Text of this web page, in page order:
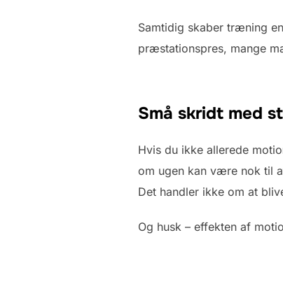
Samtidig skaber træning
præstationspres, mange
Små skridt med
Hvis du ikke allerede
om ugen kan være nok til
Det handler ikke om at
Og husk – effekten af